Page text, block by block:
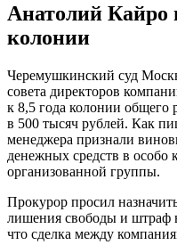
Анатолий Кайро
колонии
Черемушкинский суд
совета директоров
к 8,5 года колонии
в 500 тысяч рублей. Как
менеджера признали
денежных средств в особо
организованной группы.
Прокурор просил
лишения свободы и штраф
что сделка между